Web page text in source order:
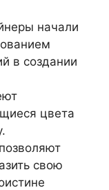
начали
в создании
цвета
свою